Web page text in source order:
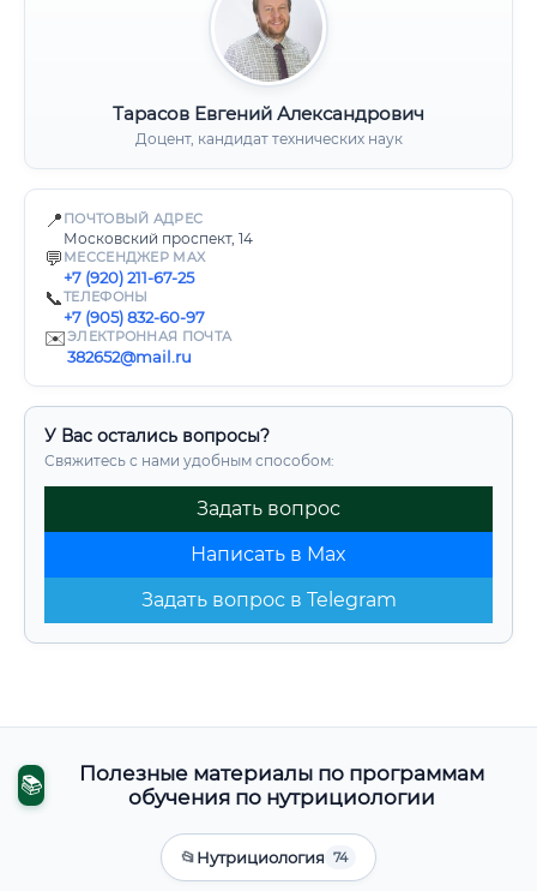
Тарасов Евгений Александрович
Доцент, кандидат технических наук
📍 ПОЧТОВЫЙ АДРЕС
Московский проспект, 14
💬 МЕССЕНДЖЕР MAX
+7 (920) 211-67-25
📞ТЕЛЕФОНЫ
+7 (905) 832-60-97
✉️ЭЛЕКТРОННАЯ ПОЧТА
382652@mail.ru
У Вас остались вопросы?
Свяжитесь с нами удобным способом:
Задать вопрос
Написать в Max
Задать вопрос в Telegram
📚
Полезные материалы по программам
обучения по нутрициологии
📂Нутрициология 74